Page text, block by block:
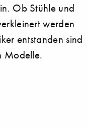
Ob Stühle und
werden
entstanden sind
Modelle.